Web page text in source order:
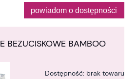
powiadom o dostępności
BEZUCISKOWE BAMBOO
Dostępność: brak towaru